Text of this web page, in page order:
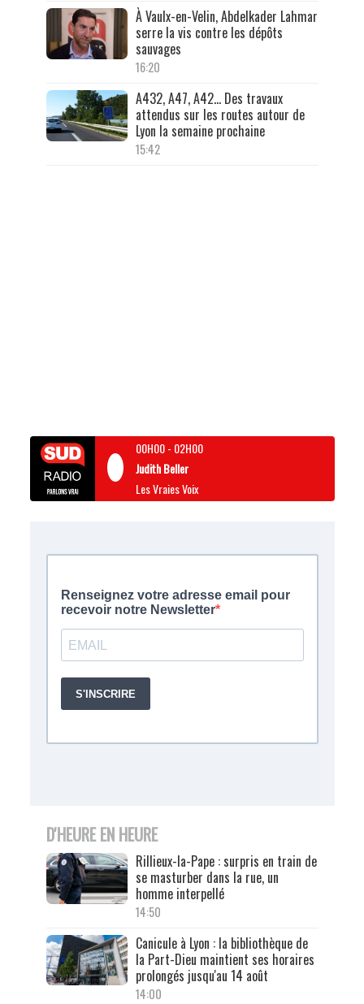
À Vaulx-en-Velin, Abdelkader Lahmar
serre la vis contre les dépôts
sauvages
16:20
A432, A47, A42… Des travaux
attendus sur les routes autour de
Lyon la semaine prochaine
15:42
00H00- 02H00
Judith Beller
Les Vraies Voix
D'HEURE EN HEURE
Rillieux-la-Pape : surpris en train de
se masturber dans la rue, un
homme interpellé
14:50
Canicule à Lyon : la bibliothèque de
la Part-Dieu maintient ses horaires
prolongés jusqu'au 14 août
14:00